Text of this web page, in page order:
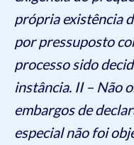
própria existência
por pressuposto
processo sido
instância. II – Não
embargos de
especial não foi